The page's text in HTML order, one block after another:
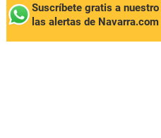
Suscríbete gratis a
las alertas de Navarra.com